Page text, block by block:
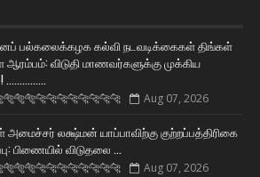
பல்கலைக்கழக கல்வி நடவடிக்கைகள் திங்கள்
ஆரம்பம்: விடுதி மாணவர்களுக்கு முக்கிய
...............
Aug 07, 2026
லக்ஷ்மன் யாப்பாவிற்கு குற்றப்பத்திரிகை
பிணையில் விடுதலை ...
Aug 07, 2026